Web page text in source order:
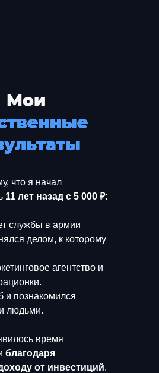
ПОДРОБНЕЕ
49 лет, менеджер по
(+
клубе:
000 ₽
"Купи и держи"
Мои
что я начал
11 лет назад с 5 000 ₽:
службы в армии
делом, к которому
агентство и
и познакомился
людьми.
время
благодаря
от инвестиций.